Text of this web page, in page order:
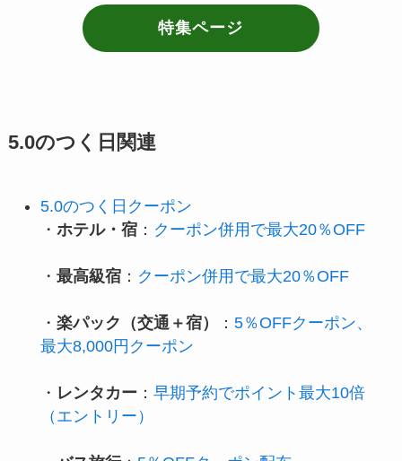
特集ページ
5.0のつく日関連
5.0のつく日クーポン
・ ホテル・宿： クーポン併用で最大20％OFF
・ 最高級宿： クーポン併用で最大20％OFF
・ 楽パック（交通＋宿） ： 5％OFFクーポン、
最大8,000円クーポン
・ レンタカー ： 早期予約でポイント最大10倍
（エントリー）